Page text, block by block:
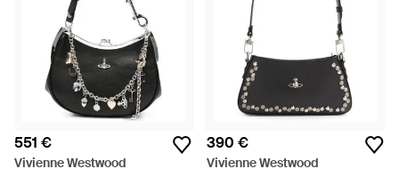
551 €
Vivienne Westwood
390 €
Vivienne Westwood